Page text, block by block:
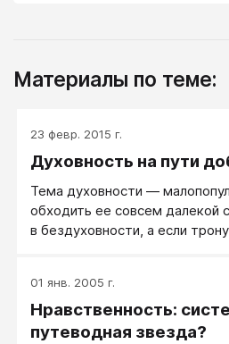
Материалы по теме:
23 февр. 2015 г.
Духовность на пути
Тема духовности —
обходить ее совсем далекой
в бездуховности, а если
01 янв. 2005 г.
Нравственность:
путеводная звезда?